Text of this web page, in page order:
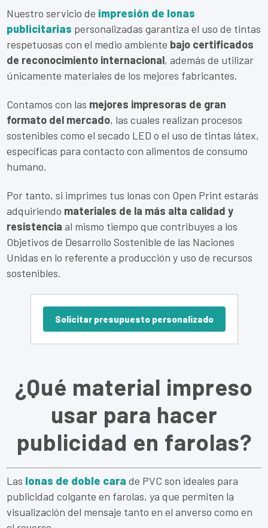
Nuestro servicio de impresión de lonas
publicitarias personalizadas garantiza el uso de tintas
respetuosas con el medio ambiente bajo certificados
de reconocimiento internacional, además de utilizar
únicamente materiales de los mejores fabricantes.
Contamos con las mejores impresoras de gran
formato del mercado, las cuales realizan procesos
sostenibles como el secado LED o el uso de tintas látex,
específicas para contacto con alimentos de consumo
humano.
Por tanto, si imprimes tus lonas con Open Print estarás
adquiriendo materiales de la más alta calidad y
resistenciaal mismo tiempo que contribuyes a los
Objetivos de Desarrollo Sostenible de las Naciones
Unidas en lo referente a producción y uso de recursos
sostenibles.
Solicitar presupuesto personalizado
¿Qué material impreso
usar para hacer
publicidad en farolas?
Las lonas de doble cara de PVC son ideales para
publicidad colgante en farolas, ya que permiten la
visualización del mensaje tanto en el anverso como en